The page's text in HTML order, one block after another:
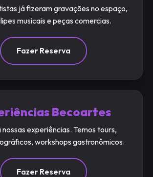
já fizeram gravações no espaço,
musicais e peças comercias.
Fazer Reserva
Becoartes
nossas experiências. Temos tours,
workshops gastronômicos.
Fazer Reserva